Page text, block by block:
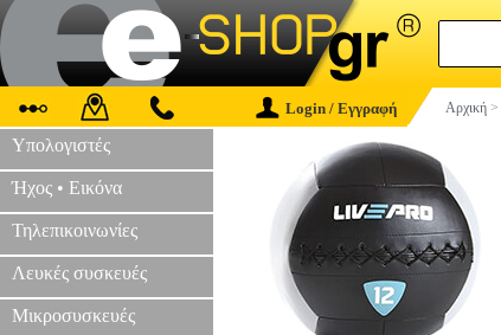
Login / Εγγραφή Αρχική >
Υπολογιστές
Ήχος • Εικόνα
Τηλεπικοινωνίες
Λευκές συσκευές
Μικροσυσκευές